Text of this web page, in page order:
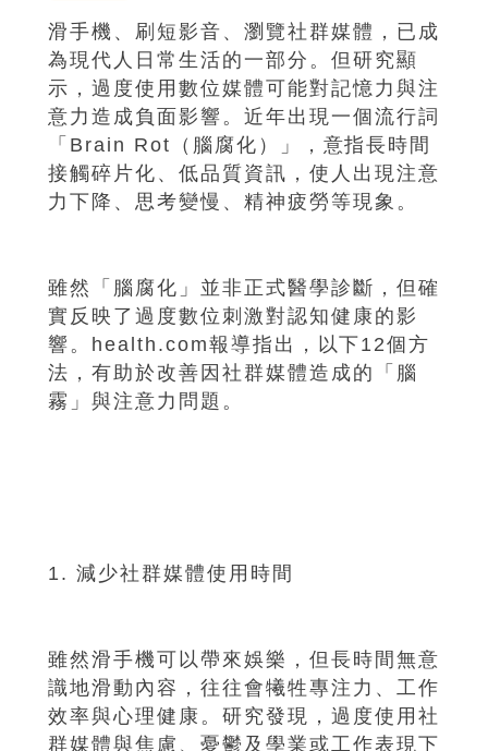
滑手機、刷短影音、瀏覽社群媒體，已成
為現代人日常生活的一部分。但研究顯
示，過度使用數位媒體可能對記憶力與注
意力造成負面影響。近年出現一個流行詞
「Brain Rot（腦腐化）」，意指長時間
接觸碎片化、低品質資訊，使人出現注意
力下降、思考變慢、精神疲勞等現象。
雖然「腦腐化」並非正式醫學診斷，但確
實反映了過度數位刺激對認知健康的影
響。health.com報導指出，以下12個方
法，有助於改善因社群媒體造成的「腦
霧」與注意力問題。
1. 減少社群媒體使用時間
雖然滑手機可以帶來娛樂，但長時間無意
識地滑動內容，往往會犧牲專注力、工作
效率與心理健康。研究發現，過度使用社
群媒體與焦慮、憂鬱及學業或工作表現下